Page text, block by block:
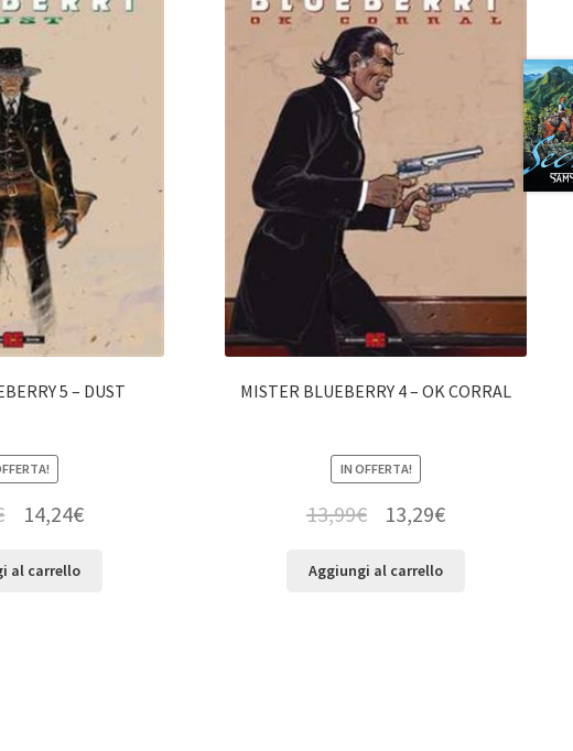
5 – DUST
14,24€
al carrello
MISTER BLUEBERRY 4 – OK CORRAL
IN OFFERTA!
13,99€ 13,29€
Aggiungi al carrello